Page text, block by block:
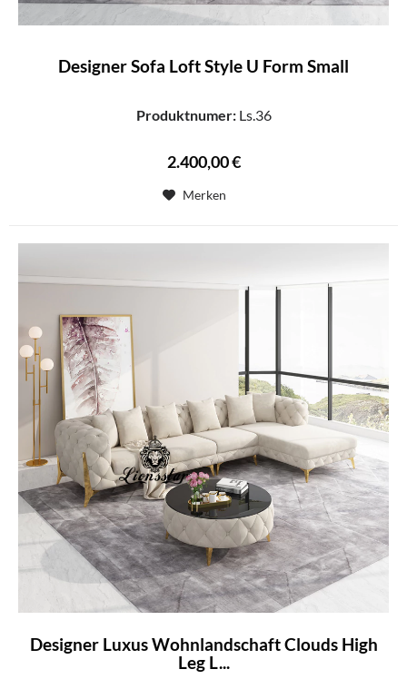
Designer Sofa Loft Style U Form Small
Produktnumer:Ls.36
2.400,00 €
Merken
Designer Luxus Wohnlandschaft Clouds High
Leg L...